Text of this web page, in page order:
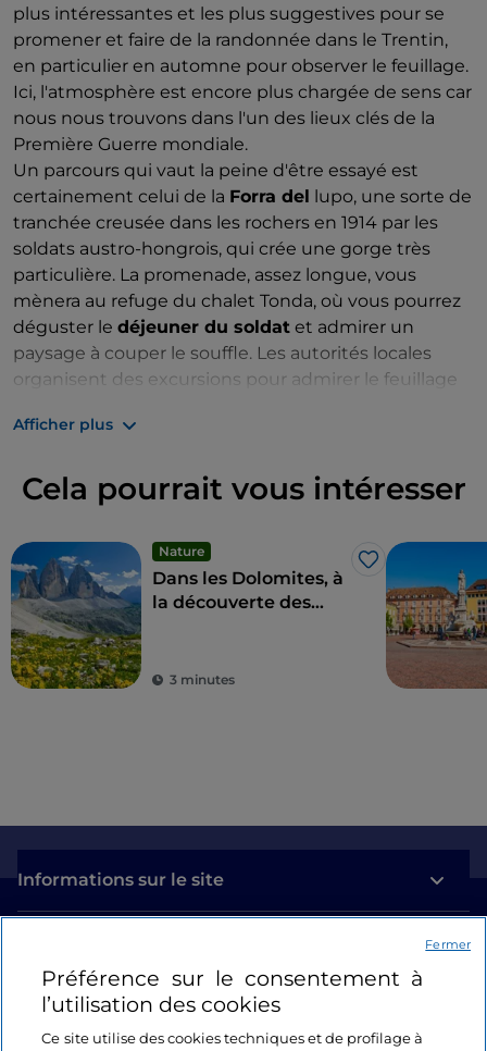
plus intéressantes et les plus suggestives pour se
promener et faire de la randonnée dans le Trentin,
en particulier en automne pour observer le feuillage.
Ici, l'atmosphère est encore plus chargée de sens car
nous nous trouvons dans l'un des lieux clés de la
Première Guerre mondiale.
Un parcours qui vaut la peine d'être essayé est
certainement celui de la Forra del
lupo, une sorte de
tranchée creusée dans les rochers en 1914 par les
soldats austro-hongrois, qui crée une gorge très
particulière. La promenade, assez longue, vous
mènera au refuge du chalet Tonda, où vous pourrez
déguster le déjeuner du soldat et admirer un
paysage à couper le souffle. Les autorités locales
organisent des excursions pour admirer le feuillage
adaptées à tous.
Entouré par les couleurs uniques et en constante
évolution du feuillage, là où il devient plus suggestif,
Photothèque Trentino Sviluppo S.p.A. photo
deSimone Mondino -Serrada-
Forra del lupo)
Afficher plus
Cela pourrait vous intéresser
Nature
J’aime
Dans les Dolomites, à
la découverte des
3 minutes
Informations sur le site
Se connecter
Préférence sur le consentement à
l’utilisation des cookies
Ce site utilise des cookies techniques et de profilage à
Fermer